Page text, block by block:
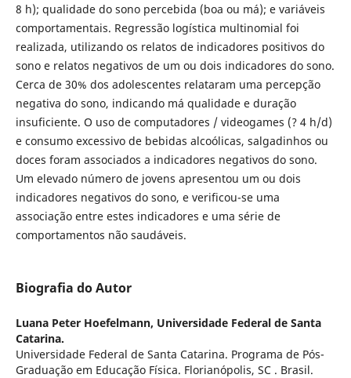
8 h); qualidade do sono percebida (boa ou má); e variáveis
comportamentais. Regressão logística multinomial foi
realizada, utilizando os relatos de indicadores positivos do
sono e relatos negativos de um ou dois indicadores do sono.
Cerca de 30% dos adolescentes relataram uma percepção
negativa do sono, indicando má qualidade e duração
insuficiente. O uso de computadores / videogames (? 4 h/d)
e consumo excessivo de bebidas alcoólicas, salgadinhos ou
doces foram associados a indicadores negativos do sono.
Um elevado número de jovens apresentou um ou dois
indicadores negativos do sono, e verificou-se uma
associação entre estes indicadores e uma série de
comportamentos não saudáveis.
Biografia do Autor
Luana Peter Hoefelmann, Universidade Federal de Santa
Catarina.
Universidade Federal de Santa Catarina. Programa de Pós-
Graduação em Educação Física. Florianópolis, SC . Brasil.